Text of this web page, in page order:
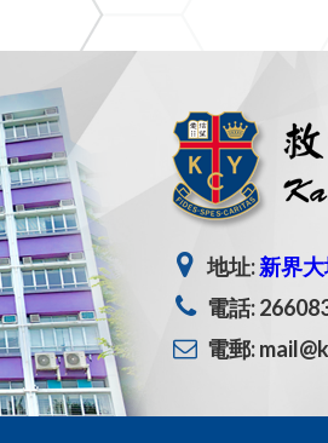
地址:新界
電話:
電郵: